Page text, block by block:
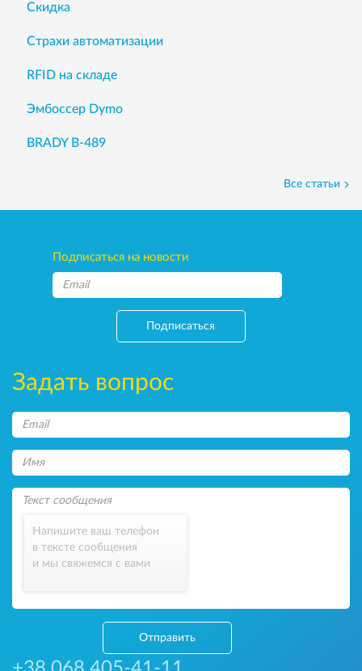
Скидка
Страхи автоматизации
RFID на складе
Эмбоссер Dymo
BRADY B-489
Все статьи
Подписаться на новости
Подписаться
Задать вопрос
Напишите ваш телефон
в тексте сообщения
и мы свяжемся с вами
Отправить